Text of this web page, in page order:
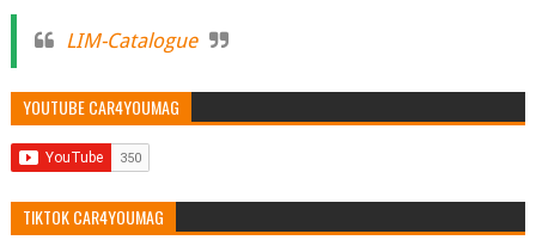
LIM-Catalogue
YOUTUBE CAR4YOUMAG
TIKTOK CAR4YOUMAG